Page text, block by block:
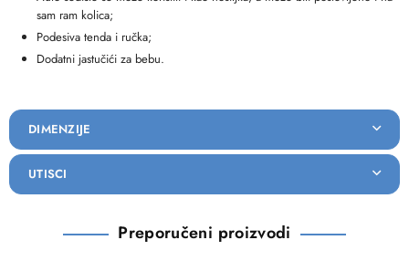
sam ram kolica;
Podesiva tenda i ručka;
Dodatni jastučići za bebu.
DIMENZIJE
UTISCI
Preporučeni proizvodi